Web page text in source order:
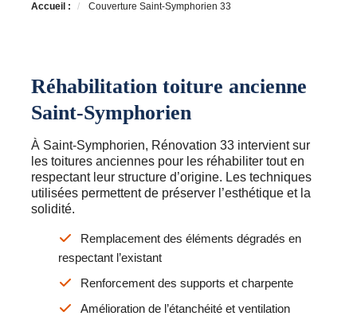
Accueil : Couverture Saint-Symphorien 33
Réhabilitation toiture ancienne
Saint-Symphorien
À Saint-Symphorien, Rénovation 33 intervient sur
les toitures anciennes pour les réhabiliter tout en
respectant leur structure d’origine. Les techniques
utilisées permettent de préserver l’esthétique et la
solidité.
Remplacement des éléments dégradés en
respectant l’existant
Renforcement des supports et charpente
Amélioration de l’étanchéité et ventilation